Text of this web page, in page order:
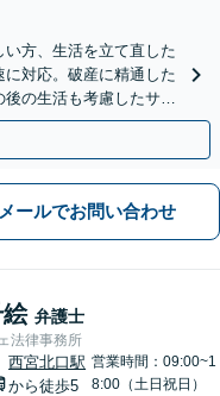
い方、生活を立て直した
対応。破産に精通した
の生活も考慮したサポ
池田駅2分】
メールでお問い合わせ
弁護士
法律事務所
西宮北口駅
から徒歩5
営業時間：09:00~1
8:00（土日祝日）